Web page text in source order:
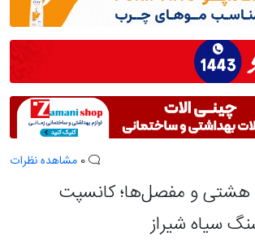
مشاهده نظرات
و مفصل‌ها؛ کانسپت
سیاه شیراز